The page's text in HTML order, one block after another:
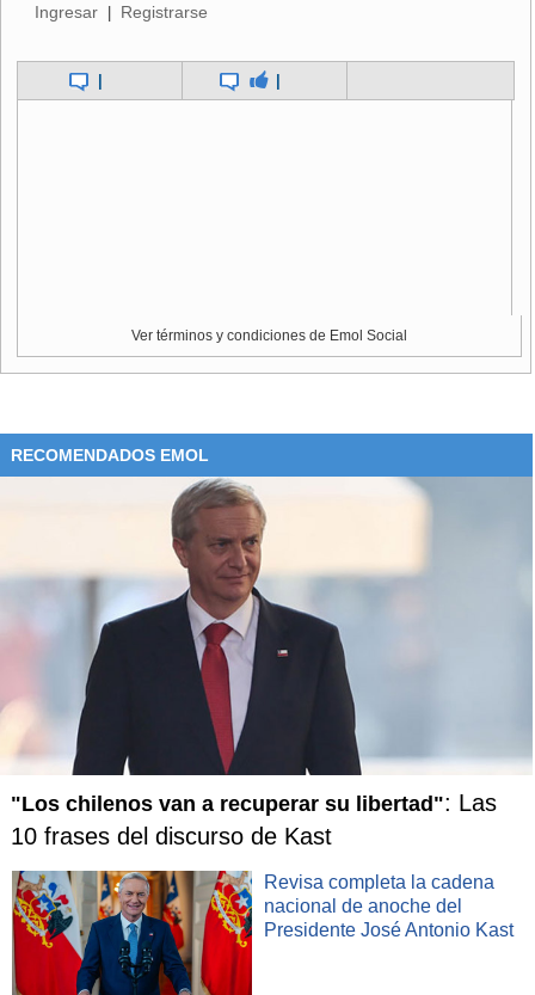
Cultura egipcio, Mohsen Shaalan, está en prisión
han cerrado temporalmente cuatro museos de distintas
ciudades del país para revisar sus mecanismos de
Ingresar Registrarse
Ver términos y condiciones de Emol Social
RECOMENDADOS EMOL
"Los chilenos van a recuperar su libertad": Las
10 frases del discurso de Kast
Revisa completa la cadena
nacional de anoche del
Presidente José Antonio Kast